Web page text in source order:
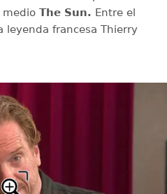
medioThe Sun. Entre el
leyenda francesa Thierry